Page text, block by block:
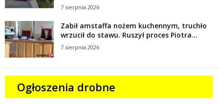
7 sierpnia 2026
Zabił amstaffa nożem kuchennym, truchło
wrzucił do stawu. Ruszył proces Piotra...
7 sierpnia 2026
Ogłoszenia drobne